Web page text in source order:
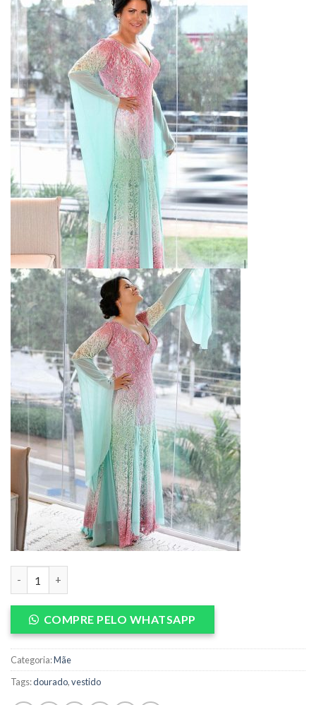
COMPRE PELO WHATSAPP
Categoria:Mãe
Tags:dourado,vestido